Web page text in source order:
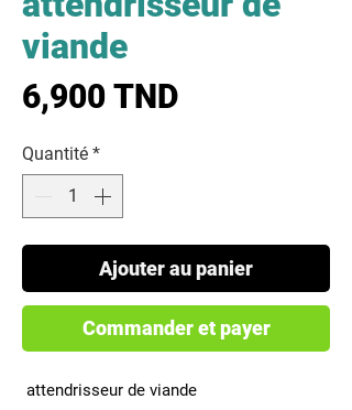
viande
6,900 TNDPrix
Quantité *
Ajouter au panier
Commander et payer
attendrisseur de viande